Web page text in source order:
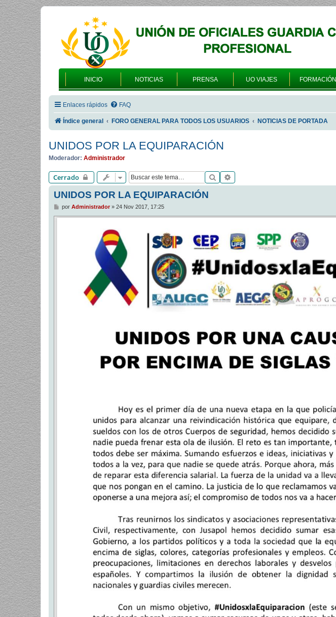
INICIO NOTICIAS PRENSA UO VIAJES FORMACIÓN
Enlaces rápidos FAQ
Índice general FORO GENERAL PARA TODOS LOS USUARIOS NOTICIAS DE PORTADA
UNIDOS POR LA EQUIPARACIÓN
Moderador: Administrador
Cerrado Buscar
UNIDOS POR LA EQUIPARACIÓN
M
n
por Administrador» 24 Nov 2017, 17:25